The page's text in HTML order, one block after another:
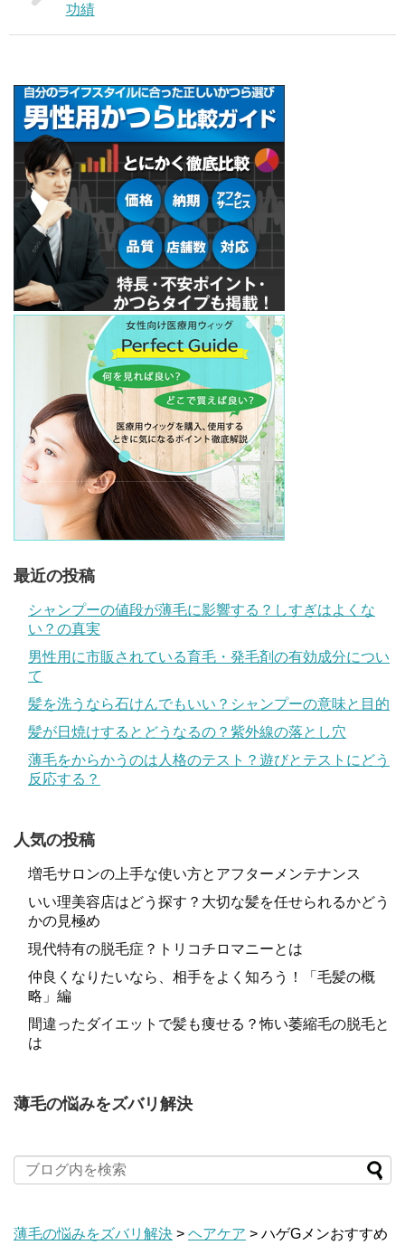
功績
最近の投稿
シャンプーの値段が薄毛に影響する？しすぎはよくな
い？の真実
男性用に市販されている育毛・発毛剤の有効成分につい
て
髪を洗うなら石けんでもいい？シャンプーの意味と目的
髪が日焼けするとどうなるの？紫外線の落とし穴
薄毛をからかうのは人格のテスト？遊びとテストにどう
反応する？
人気の投稿
増毛サロンの上手な使い方とアフターメンテナンス
いい理美容店はどう探す？大切な髪を任せられるかどう
かの見極め
現代特有の脱毛症？トリコチロマニーとは
仲良くなりたいなら、相手をよく知ろう！「毛髪の概
略」編
間違ったダイエットで髪も痩せる？怖い萎縮毛の脱毛と
は
薄毛の悩みをズバリ解決
薄毛の悩みをズバリ解決 > ヘアケア > ハゲGメンおすすめ